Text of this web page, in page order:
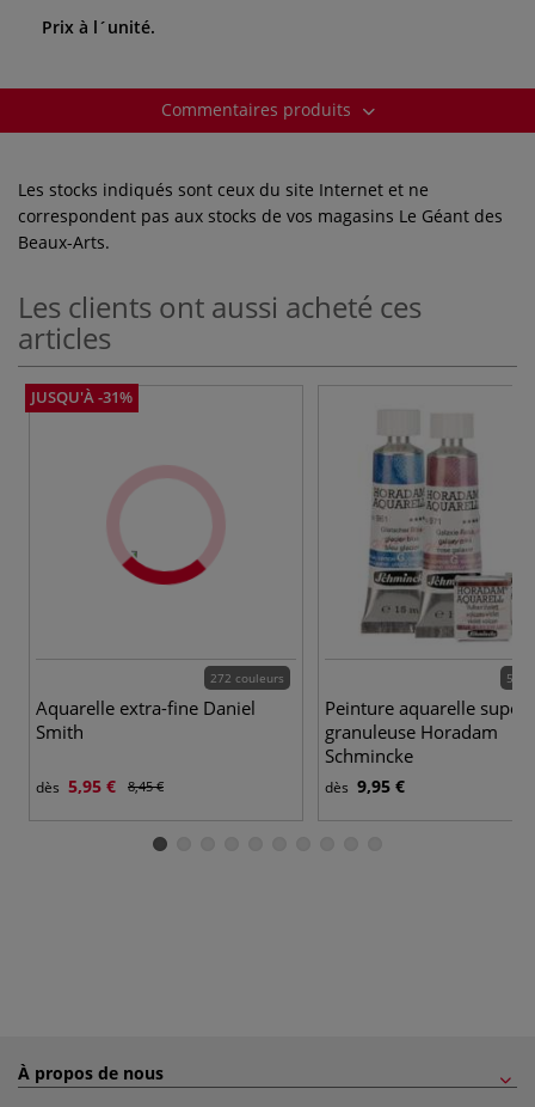
Prix à l´unité.
Commentaires produits
Les stocks indiqués sont ceux du site Internet et ne
correspondent pas aux stocks de vos magasins Le Géant des
Beaux-Arts.
Les clients ont aussi acheté ces
articles
JUSQU'À -31%
272 couleurs
Aquarelle extra-fine Daniel
Smith
dès 5,95 € 8,45 €
50
Peinture aquarelle super
granuleuse Horadam
Schmincke
dès 9,95 €
À propos de nous